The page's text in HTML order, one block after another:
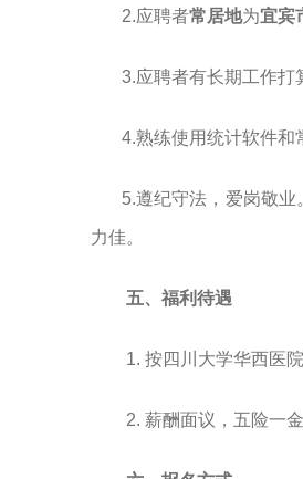
2.应聘者常居地为宜宾
3.应聘者有长期工作打
4.熟练使用统计软件和
5.遵纪守法，爱岗敬
力佳。
五、福利待遇
1. 按四川大学华西医
2. 薪酬面议，五险一金